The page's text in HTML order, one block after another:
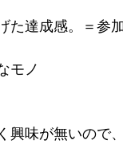
達成感。＝参
モノ
興味が無いので